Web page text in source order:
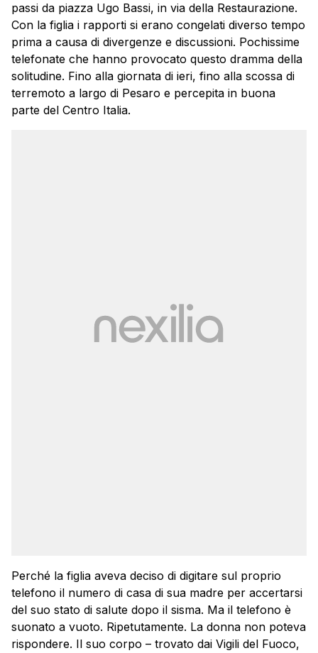
passi da piazza Ugo Bassi, in via della Restaurazione.
Con la figlia i rapporti si erano congelati diverso tempo
prima a causa di divergenze e discussioni. Pochissime
telefonate che hanno provocato questo dramma della
solitudine. Fino alla giornata di ieri, fino alla scossa di
terremoto a largo di Pesaro e percepita in buona
parte del Centro Italia.
Perché la figlia aveva deciso di digitare sul proprio
telefono il numero di casa di sua madre per accertarsi
del suo stato di salute dopo il sisma. Ma il telefono è
suonato a vuoto. Ripetutamente. La donna non poteva
rispondere. Il suo corpo – trovato dai Vigili del Fuoco,